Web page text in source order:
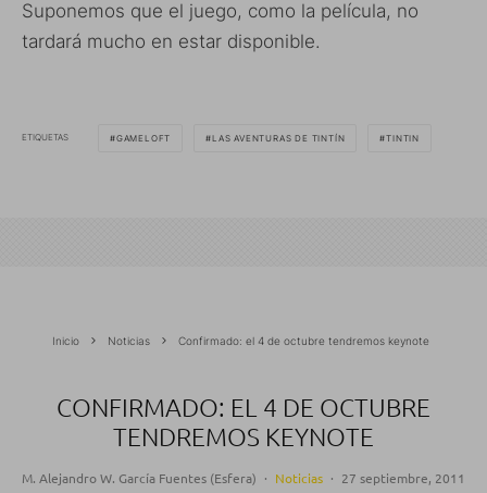
Suponemos que el juego, como la película, no
tardará mucho en estar disponible.
ETIQUETAS GAMELOFT LAS AVENTURAS DE TINTÍN TINTIN
Inicio Noticias Confirmado: el 4 de octubre tendremos keynote
CONFIRMADO: EL 4 DE OCTUBRE
TENDREMOS KEYNOTE
M. Alejandro W. García Fuentes (Esfera) · Noticias · 27 septiembre, 2011